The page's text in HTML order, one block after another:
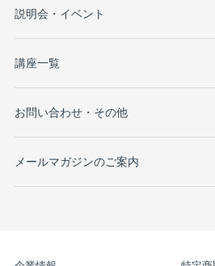
説明会・イベント
講座一覧
お問い合わせ・その他
メールマガジンのご案内